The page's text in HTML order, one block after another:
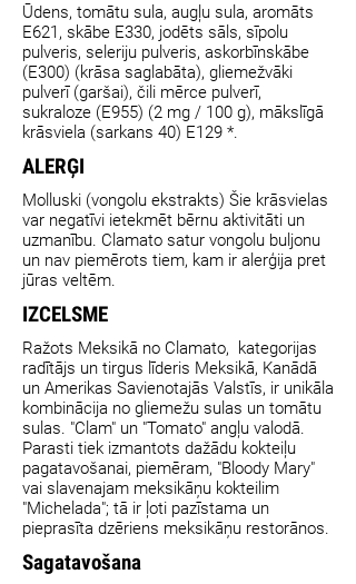
Ūdens, tomātu sula, augļu sula, aromāts
E621, skābe E330, jodēts sāls, sīpolu
pulveris, seleriju pulveris, askorbīnskābe
(E300) (krāsa saglabāta), gliemežvāki
pulverī (garšai), čili mērce pulverī,
sukraloze (E955) (2 mg / 100 g), mākslīgā
krāsviela (sarkans 40) E129 *.
ALERĢI
Molluski (vongolu ekstrakts) Šie krāsvielas
var negatīvi ietekmēt bērnu aktivitāti un
uzmanību. Clamato satur vongolu buljonu
un nav piemērots tiem, kam ir alerģija pret
jūras veltēm.
IZCELSME
Ražots Meksikā no Clamato, kategorijas
radītājs un tirgus līderis Meksikā, Kanādā
un Amerikas Savienotajās Valstīs, ir unikāla
kombinācija no gliemežu sulas un tomātu
sulas. "Clam" un "Tomato" angļu valodā.
Parasti tiek izmantots dažādu kokteiļu
pagatavošanai, piemēram, "Bloody Mary"
vai slavenajam meksikāņu kokteilim
"Michelada"; tā ir ļoti pazīstama un
pieprasīta dzēriens meksikāņu restorānos.
Sagatavošana